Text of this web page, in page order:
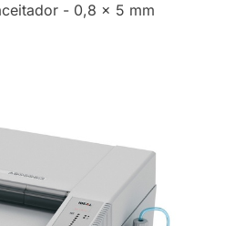
- 0,8 x 5 mm